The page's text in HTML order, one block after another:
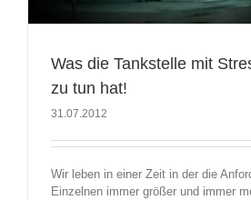
Was die Tankstelle mit
zu tun hat!
31.07.2012
Wir leben in einer Zeit in der die
Einzelnen immer größer und immer